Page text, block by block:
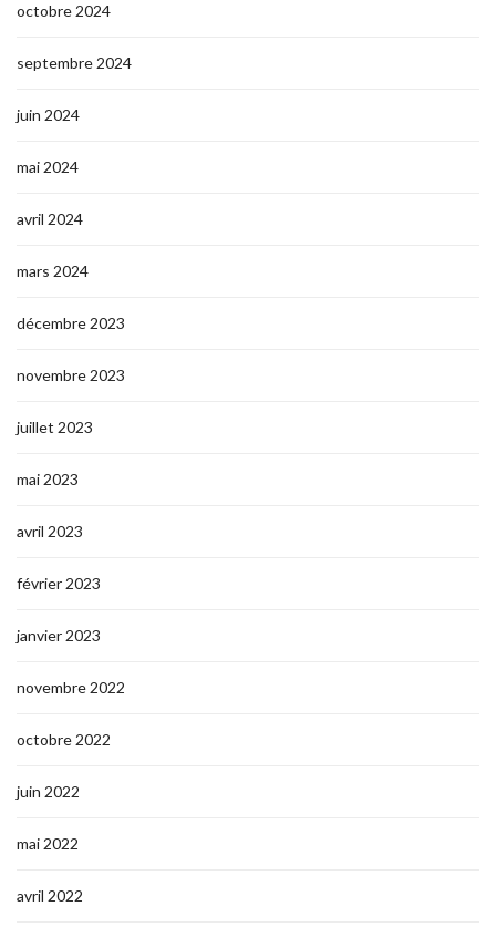
octobre 2024
septembre 2024
juin 2024
mai 2024
avril 2024
mars 2024
décembre 2023
novembre 2023
juillet 2023
mai 2023
avril 2023
février 2023
janvier 2023
novembre 2022
octobre 2022
juin 2022
mai 2022
avril 2022